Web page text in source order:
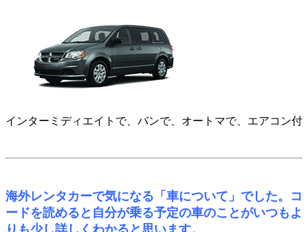
インターミディエイトで、バンで、オートマで、エアコン付
海外レンタカーで気になる「車について」でした。コ
ードを読めると自分が乗る予定の車のことがいつもよ
りも少し詳しくわかると思います。